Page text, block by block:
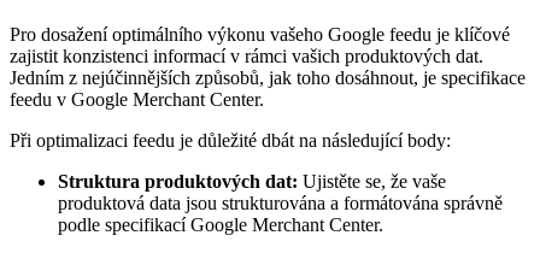
Pro dosažení optimálního výkonu vašeho Google feedu je klíčové
zajistit konzistenci informací v rámci vašich produktových dat.
Jedním z nejúčinnějších způsobů, jak toho dosáhnout, je specifikace
feedu v Google Merchant Center.
Při optimalizaci feedu je důležité dbát na následující body:
Struktura produktových dat: Ujistěte se, že vaše
produktová data jsou strukturována a formátována správně
podle specifikací Google Merchant Center.